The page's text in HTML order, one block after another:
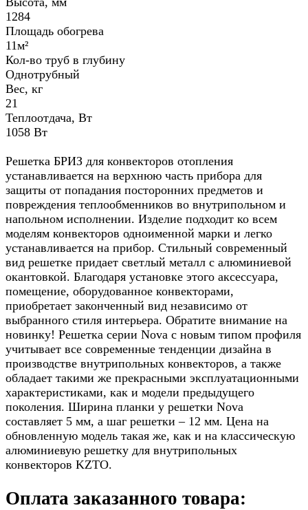
1284
Площадь обогрева
11м²
Кол-во труб в глубину
Однотрубный
Вес, кг
21
Теплоотдача, Вт
1058 Вт
Решетка БРИЗ для конвекторов отопления
устанавливается на верхнюю часть прибора для
защиты от попадания посторонних предметов и
повреждения теплообменников во внутрипольном и
напольном исполнении. Изделие подходит ко всем
моделям конвекторов одноименной марки и легко
устанавливается на прибор. Стильный современный
вид решетке придает светлый металл с алюминиевой
окантовкой. Благодаря установке этого аксессуара,
помещение, оборудованное конвекторами,
приобретает законченный вид независимо от
выбранного стиля интерьера. Обратите внимание на
новинку! Решетка серии Nova с новым типом профиля
учитывает все современные тенденции дизайна в
производстве внутрипольных конвекторов, а также
обладает такими же прекрасными эксплуатационными
характеристиками, как и модели предыдущего
поколения. Ширина планки у решетки Nova
составляет 5 мм, а шаг решетки – 12 мм. Цена на
обновленную модель такая же, как и на классическую
алюминиевую решетку для внутрипольных
конвекторов KZTO.
Оплата заказанного товара: